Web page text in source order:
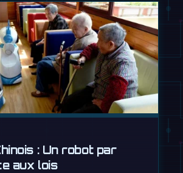
: Un robot par
aux lois